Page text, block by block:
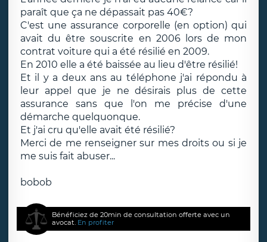
paraît que ça ne dépassait pas 40€?
C'est une assurance corporelle (en option) qui
avait du être souscrite en 2006 lors de mon
contrat voiture qui a été résilié en 2009.
En 2010 elle a été baissée au lieu d'être résilié!
Et il y a deux ans au téléphone j'ai répondu à
leur appel que je ne désirais plus de cette
assurance sans que l'on me précise d'une
démarche quelquonque.
Et j'ai cru qu'elle avait été résilié?
Merci de me renseigner sur mes droits ou si je
me suis fait abuser...
bobob
Bénéficiez de 20min de consultation offerte avec un
avocat. En profiter